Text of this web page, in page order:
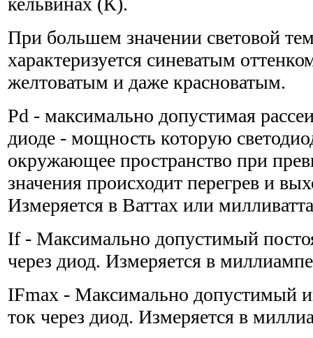
При большем значении световой
характеризуется синеватым
желтоватым и даже красноватым.
Pd - максимально допустимая
диоде - мощность которую
окружающее пространство при
значения происходит перегрев и
Измеряется в Ваттах или
If - Максимально допустимый
через диод. Измеряется в
IFmax - Максимально допустимый
ток через диод. Измеряется в